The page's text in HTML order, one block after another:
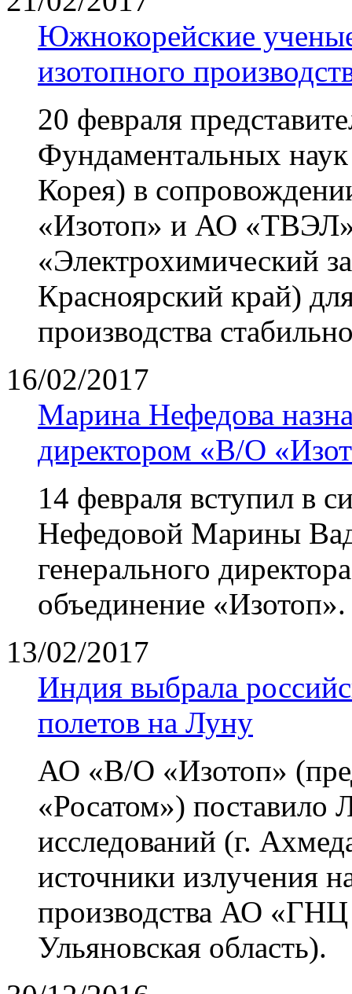
Южнокорейские
изотопного
20 февраля
Фундаментальных
Корея) в
«Изотоп» и АО
«Электрохимический
Красноярский край)
производства
16/02/2017
Марина Нефедова
директором «В/О
14 февраля вступил в
Нефедовой Марины
генерального
объединение «Изотоп».
13/02/2017
Индия выбрала
полетов на Луну
АО «В/О «Изотоп»
«Росатом») поставило
исследований (г.
источники излучения
производства АО
Ульяновская область).